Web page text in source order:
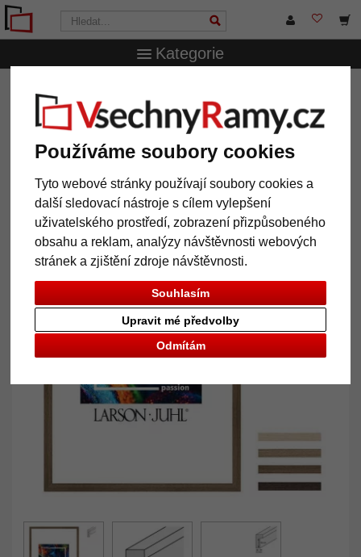
Používáme soubory cookies
Tyto webové stránky používají soubory cookies a
další sledovací nástroje s cílem vylepšení
uživatelského prostředí, zobrazení přizpůsobeného
obsahu a reklam, analýzy návštěvnosti webových
stránek a zjištění zdroje návštěvnosti.
Souhlasím
Odmítám
Upravit mé předvolby
Kategorie
rám TOUCHWOOD ART 10
Dřevěný rám TOUCHWOOD ART
10
Zpět